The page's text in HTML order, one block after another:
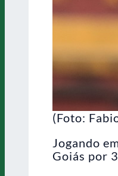
(Foto:
Jogando
Goiás por